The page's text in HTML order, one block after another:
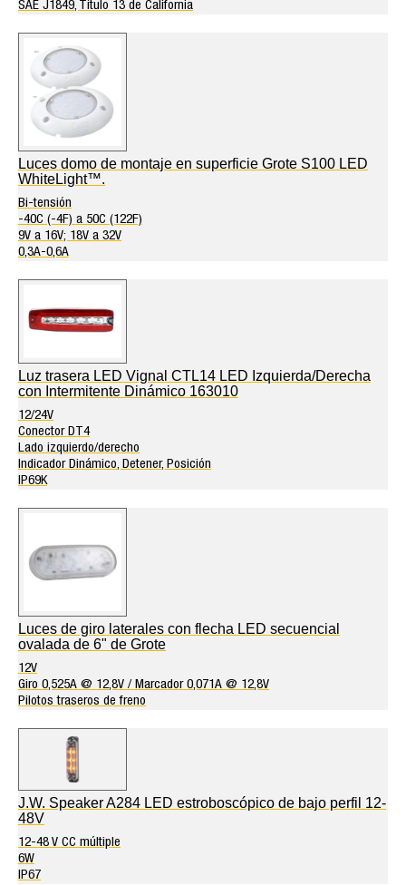
SAE J1849, Título 13 de California
Luces domo de montaje en superficie Grote S100 LED
WhiteLight™.
Bi-tensión
-40C (-4F) a 50C (122F)
9V a 16V; 18V a 32V
0,3A-0,6A
Luz trasera LED Vignal CTL14 LED Izquierda/Derecha
con Intermitente Dinámico 163010
12/24V
Conector DT4
Lado izquierdo/derecho
Indicador Dinámico, Detener, Posición
IP69K
Luces de giro laterales con flecha LED secuencial
ovalada de 6" de Grote
12V
Giro 0,525A @ 12,8V / Marcador 0,071A @ 12,8V
Pilotos traseros de freno
J.W. Speaker A284 LED estroboscópico de bajo perfil 12-
48V
12-48 V CC múltiple
6W
IP67